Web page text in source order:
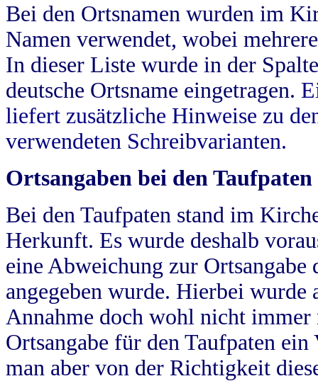
Bei den Ortsnamen wurden im
Namen verwendet, wobei
In dieser Liste wurde in der
deutsche Ortsname eingetragen.
liefert zusätzliche Hinweise zu
verwendeten Schreibvarianten.
Ortsangaben bei den Taufpaten
Bei den Taufpaten stand im
Herkunft. Es wurde deshalb
eine Abweichung zur
angegeben wurde. Hierbei wurde
Annahme doch wohl nicht
Ortsangabe für den Taufpaten
man aber von der Richtigkeit